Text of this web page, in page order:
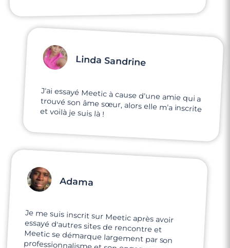
Linda Sandrine
J'ai essayé Meetic à cause d'une amie qui a
trouvé son âme sœur, alors elle m'a inscrite
et voilà je suis là !
Adama
Je me suis inscrit sur Meetic après avoir
essayé d'autres sites de rencontre et
Meetic se démarque largement par son
professionnalisme et son engagement